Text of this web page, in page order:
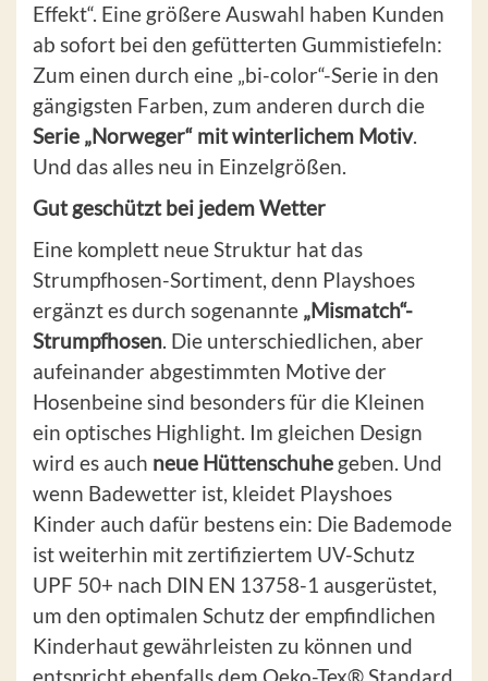
Effekt“. Eine größere Auswahl haben Kunden
ab sofort bei den gefütterten Gummistiefeln:
Zum einen durch eine „bi-color“-Serie in den
gängigsten Farben, zum anderen durch die
Serie „Norweger“ mit winterlichem Motiv.
Und das alles neu in Einzelgrößen.
Gut geschützt bei jedem Wetter
Eine komplett neue Struktur hat das
Strumpfhosen-Sortiment, denn Playshoes
ergänzt es durch sogenannte „Mismatch“-
Strumpfhosen. Die unterschiedlichen, aber
aufeinander abgestimmten Motive der
Hosenbeine sind besonders für die Kleinen
ein optisches Highlight. Im gleichen Design
wird es auch neue Hüttenschuhe geben. Und
wenn Badewetter ist, kleidet Playshoes
Kinder auch dafür bestens ein: Die Bademode
ist weiterhin mit zertifiziertem UV-Schutz
UPF 50+ nach DIN EN 13758-1 ausgerüstet,
um den optimalen Schutz der empfindlichen
Kinderhaut gewährleisten zu können und